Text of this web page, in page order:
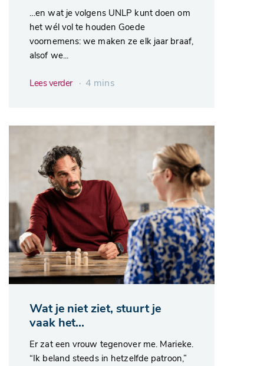
…en wat je volgens UNLP kunt doen om
het wél vol te houden Goede
voornemens: we maken ze elk jaar braaf,
alsof we...
Lees verder ∙ 4 mins
Wat je niet ziet, stuurt je
vaak het...
Er zat een vrouw tegenover me. Marieke.
“Ik beland steeds in hetzelfde patroon,”